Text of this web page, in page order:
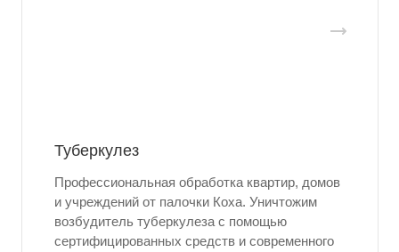
Туберкулез
Профессиональная обработка квартир, домов
и учреждений от палочки Коха. Уничтожим
возбудитель туберкулеза с помощью
сертифицированных средств и современного